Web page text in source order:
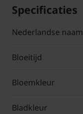
Specificaties
Nederlandse naam
Bloeitijd
Bloemkleur
Bladkleur